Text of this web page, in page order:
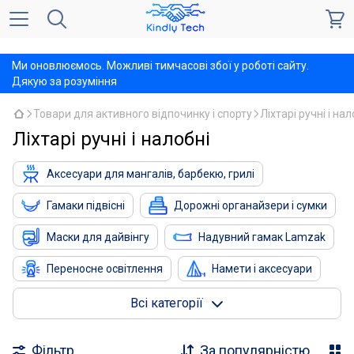
Ми оновлюємось. Можливі тимчасові збої у роботі сайту.
Дякую за розуміння
Товари для активного відпочинку і спорту Ліхтарі ручні і
Ліхтарі ручні і налобні
Аксесуари для мангалів, барбекю, грилі
Гамаки підвісні Дорожні органайзери і сумки
Маски для дайвінгу Надувний гамак Lamzak
Переносне освітлення Намети і аксесуари
Товари для риболовлі
Всі категорії
Фільтр За популярністю